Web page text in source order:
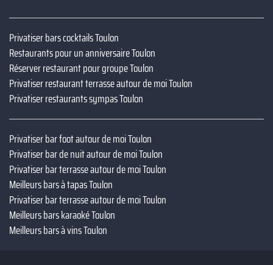
Privatiser bars cocktails Toulon
Restaurants pour un anniversaire Toulon
Réserver restaurant pour groupe Toulon
Privatiser restaurant terrasse autour de moi Toulon
Privatiser restaurants sympas Toulon
Privatiser bar foot autour de moi Toulon
Privatiser bar de nuit autour de moi Toulon
Privatiser bar terrasse autour de moi Toulon
Meilleurs bars à tapas Toulon
Privatiser bar terrasse autour de moi Toulon
Meilleurs bars karaoké Toulon
Meilleurs bars à vins Toulon